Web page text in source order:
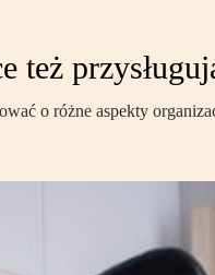
też
o różne aspekty